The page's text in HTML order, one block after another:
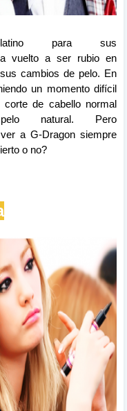
para sus
vuelto a ser rubio en
cambios de pelo. En
un momento difícil
de cabello normal
natural. Pero
ver a G-Dragon siempre
o no?